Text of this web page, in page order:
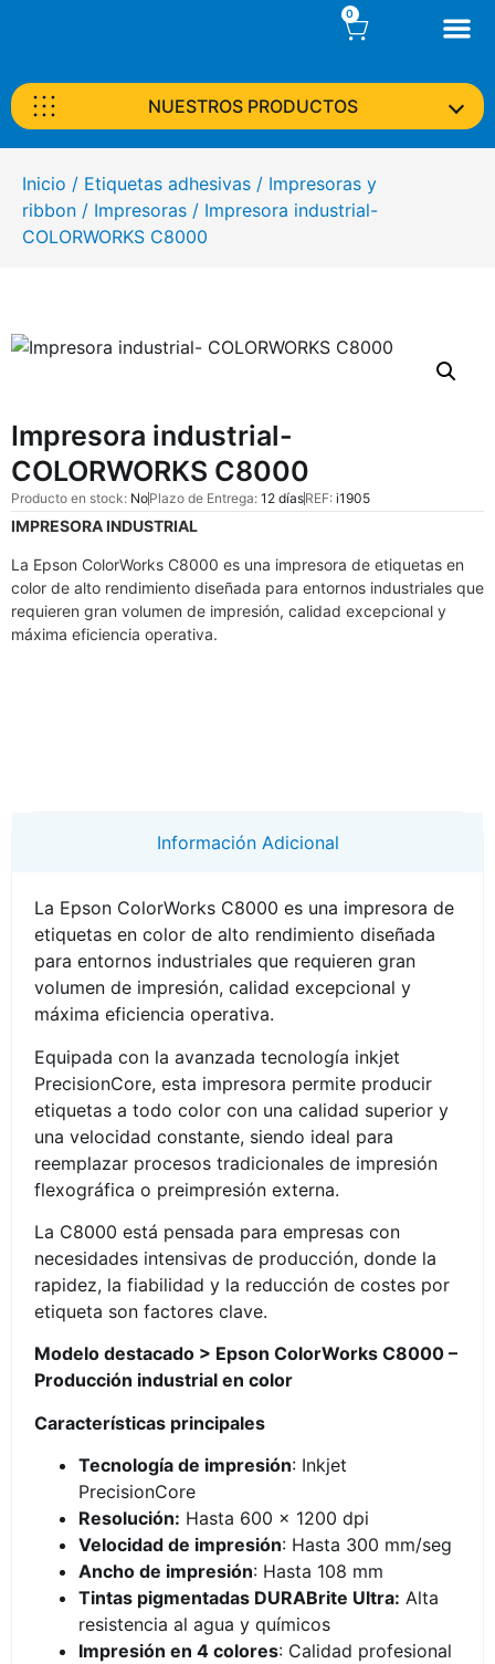
0
NUESTROS PRODUCTOS
Inicio / Etiquetas adhesivas / Impresoras y
ribbon / Impresoras / Impresora industrial-
COLORWORKS C8000
Impresora industrial-
COLORWORKS C8000
Producto en stock: NoPlazo de Entrega: 12 díasREF: i1905
IMPRESORA INDUSTRIAL
La Epson ColorWorks C8000 es una impresora de etiquetas en
color de alto rendimiento diseñada para entornos industriales que
requieren gran volumen de impresión, calidad excepcional y
máxima eficiencia operativa.
Información Adicional
La Epson ColorWorks C8000 es una impresora de
etiquetas en color de alto rendimiento diseñada
para entornos industriales que requieren gran
volumen de impresión, calidad excepcional y
máxima eficiencia operativa.
Equipada con la avanzada tecnología inkjet
PrecisionCore, esta impresora permite producir
etiquetas a todo color con una calidad superior y
una velocidad constante, siendo ideal para
reemplazar procesos tradicionales de impresión
flexográfica o preimpresión externa.
La C8000 está pensada para empresas con
necesidades intensivas de producción, donde la
rapidez, la fiabilidad y la reducción de costes por
etiqueta son factores clave.
Modelo destacado > Epson ColorWorks C8000 –
Producción industrial en color
Características principales
Tecnología de impresión: Inkjet
PrecisionCore
Resolución: Hasta 600 x 1200 dpi
Velocidad de impresión: Hasta 300 mm/seg
Ancho de impresión: Hasta 108 mm
Tintas pigmentadas DURABrite Ultra: Alta
resistencia al agua y químicos
Impresión en 4 colores: Calidad profesional